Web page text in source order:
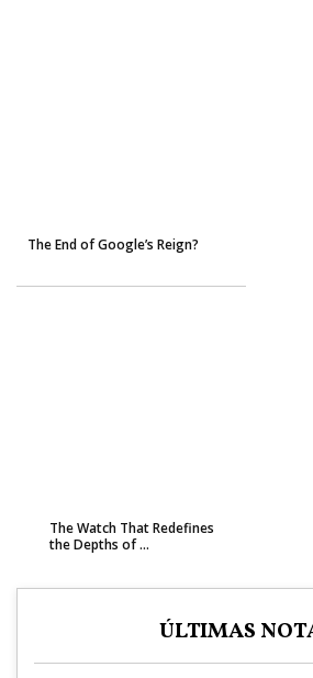
The End of Google’s Reign?
The Watch That Redefines
the Depths of ...
ÚLTIMAS